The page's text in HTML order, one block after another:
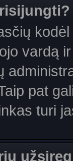
vardą
pat
turi